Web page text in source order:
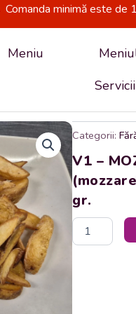
Comanda minimă este de
Meniu
Servicii
Categorii:
V1 –
gr.
Cantitate